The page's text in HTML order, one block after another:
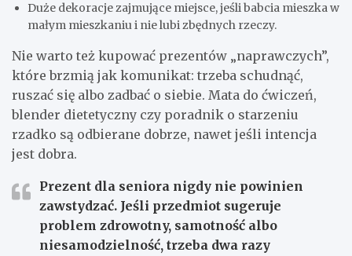
Duże dekoracje zajmujące miejsce, jeśli babcia mieszka w
małym mieszkaniu i nie lubi zbędnych rzeczy.
Nie warto też kupować prezentów „naprawczych”,
które brzmią jak komunikat: trzeba schudnąć,
ruszać się albo zadbać o siebie. Mata do ćwiczeń,
blender dietetyczny czy poradnik o starzeniu
rzadko są odbierane dobrze, nawet jeśli intencja
jest dobra.
Prezent dla seniora nigdy nie powinien
zawstydzać. Jeśli przedmiot sugeruje
problem zdrowotny, samotność albo
niesamodzielność, trzeba dwa razy